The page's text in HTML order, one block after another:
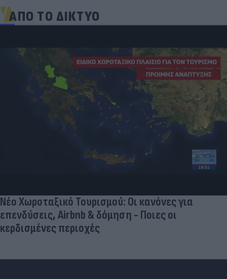
ΑΠΟ ΤΟ ΔΙΚΤΥΟ
Νέο Χωροταξικό Τουρισμού: Οι κανόνες για
επενδύσεις, Airbnb & δόμηση - Ποιες οι
κερδισμένες περιοχές